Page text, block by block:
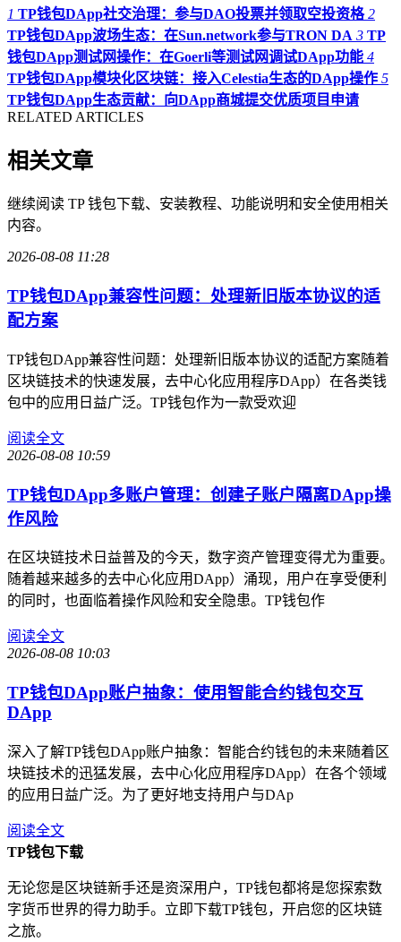
1 TP钱包DApp社交治理：参与DAO投票并领取空投资格 2
TP钱包DApp波场生态：在Sun.network参与TRON DA 3 TP
钱包DApp测试网操作：在Goerli等测试网调试DApp功能 4
TP钱包DApp模块化区块链：接入Celestia生态的DApp操作 5
TP钱包DApp生态贡献：向DApp商城提交优质项目申请
RELATED ARTICLES
相关文章
继续阅读 TP 钱包下载、安装教程、功能说明和安全使用相关
内容。
2026-08-08 11:28
TP钱包DApp兼容性问题：处理新旧版本协议的适
配方案
TP钱包DApp兼容性问题：处理新旧版本协议的适配方案随着
区块链技术的快速发展，去中心化应用程序DApp）在各类钱
包中的应用日益广泛。TP钱包作为一款受欢迎
阅读全文
2026-08-08 10:59
TP钱包DApp多账户管理：创建子账户隔离DApp操
作风险
在区块链技术日益普及的今天，数字资产管理变得尤为重要。
随着越来越多的去中心化应用DApp）涌现，用户在享受便利
的同时，也面临着操作风险和安全隐患。TP钱包作
阅读全文
2026-08-08 10:03
TP钱包DApp账户抽象：使用智能合约钱包交互
DApp
深入了解TP钱包DApp账户抽象：智能合约钱包的未来随着区
块链技术的迅猛发展，去中心化应用程序DApp）在各个领域
的应用日益广泛。为了更好地支持用户与DAp
阅读全文
TP钱包下载
无论您是区块链新手还是资深用户，TP钱包都将是您探索数
字货币世界的得力助手。立即下载TP钱包，开启您的区块链
之旅。